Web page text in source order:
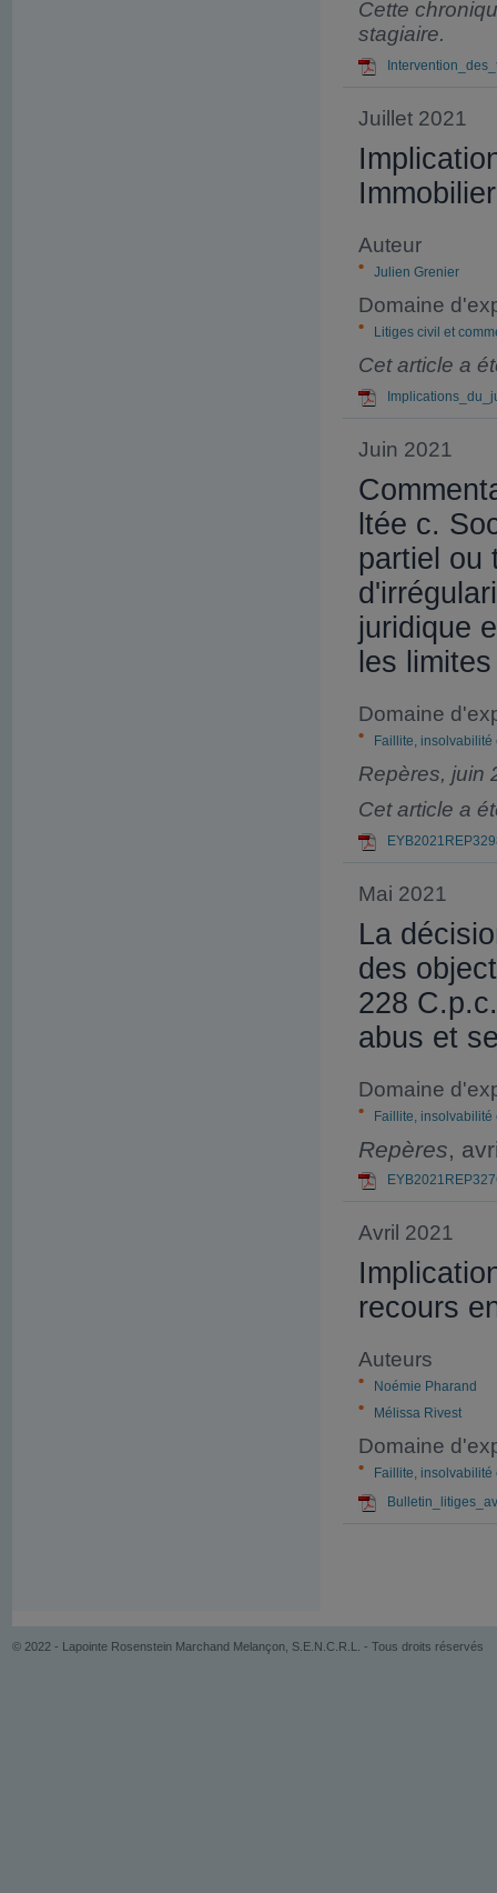
Cette
stagiaire.
Juillet 2021
Auteur
Julien Grenier
Domaine
Litiges civil et
Cet article a
Juin 2021
ltée c.
partiel ou
juridique
les
Domaine
Faillite, insolvabilité
Repères, juin
Cet article a
Mai 2021
La
des
228
abus et
Domaine
Faillite, insolvabilité
Repères,
Avril 2021
recours
Auteurs
Noémie Pharand
Mélissa Rivest
Domaine
Faillite, insolvabilité
© 2022 - Lapointe Rosenstein Marchand Melançon, S.E.N.C.R.L. - Tous droits réservés